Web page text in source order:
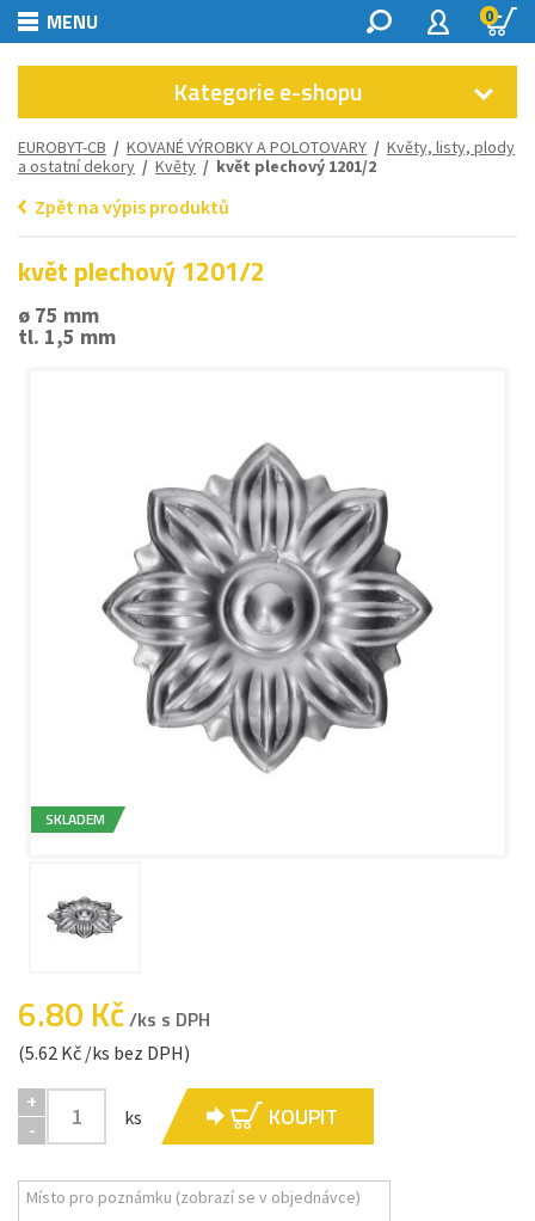
MENU 0
Kategorie e-shopu
EUROBYT-CB / KOVANÉ VÝROBKY A POLOTOVARY / Květy, listy, plody
a ostatní dekory / Květy / květ plechový 1201/2
Zpět na výpis produktů
květ plechový 1201/2
ø 75 mm
tl. 1,5 mm
SKLADEM
6.80 Kč/ks s DPH
(5.62 Kč /ks bez DPH)
+
-
ks KOUPIT